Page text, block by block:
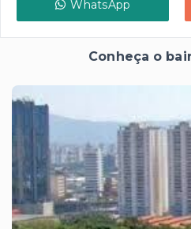
WhatsApp
Conheça o